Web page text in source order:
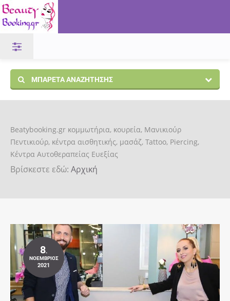
ΜΠΑΡΈΤΑ ΑΝΑΖΉΤΗΣΗΣ
Beatybooking.gr κομμωτήρια, κουρεία, Μανικιούρ
Πεντικιούρ, κέντρα αισθητικής, μασάζ, Tattoo, Piercing,
Κέντρα Αυτοθεραπείας Ευεξίας
Βρίσκεστε εδώ: Αρχική
8.
ΝΟΈΜΒΡΙΟΣ
2021